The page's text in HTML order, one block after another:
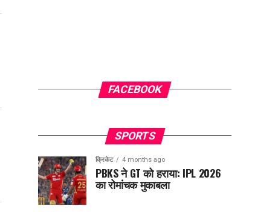
FACEBOOK
SPORTS
क्रिकेट 4 months ago
PBKS ने GT को हराया: IPL 2026
का रोमांचक मुकाबला